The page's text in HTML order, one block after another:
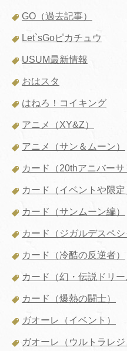
GO（過去記事）
Let`sGoピカチュウ
USUM最新情報
おはスタ
はねろ！コイキング
アニメ（XY&Z）
アニメ（サン＆ムーン）
カード（20thアニバーサ
カード（イベントや限定
カード（サンムーン編）
カード（ジガルデスペシ
カード（冷酷の反逆者）
カード（幻・伝説ドリー
カード（爆熱の闘士）
ガオーレ（イベント）
ガオーレ（ウルトラレジ